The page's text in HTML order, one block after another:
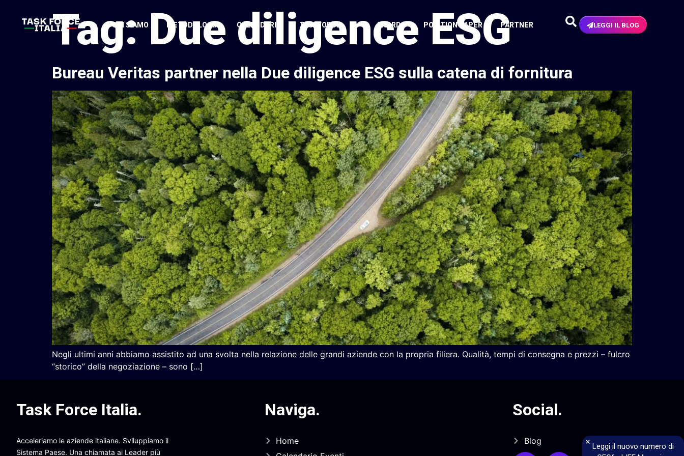
CHI SIAMO METODOLOGIA CALENDARIO TASKFORCE AWARDS POSITION PAPER PARTNER LEGGI IL BLOG
Tag:Due diligence ESG
Bureau Veritas partner nella Due diligence ESG sulla catena di fornitura
Negli ultimi anni abbiamo assistito ad una svolta nella relazione delle grandi aziende con la propria filiera. Qualità, tempi di consegna e prezzi – fulcro
“storico” della negoziazione – sono […]
× Leggi il nuovo numero di
Task Force Italia.
Acceleriamo le aziende italiane. Sviluppiamo il
Sistema Paese. Una chiamata ai Leader più
Naviga.
Home
Social.
Blog